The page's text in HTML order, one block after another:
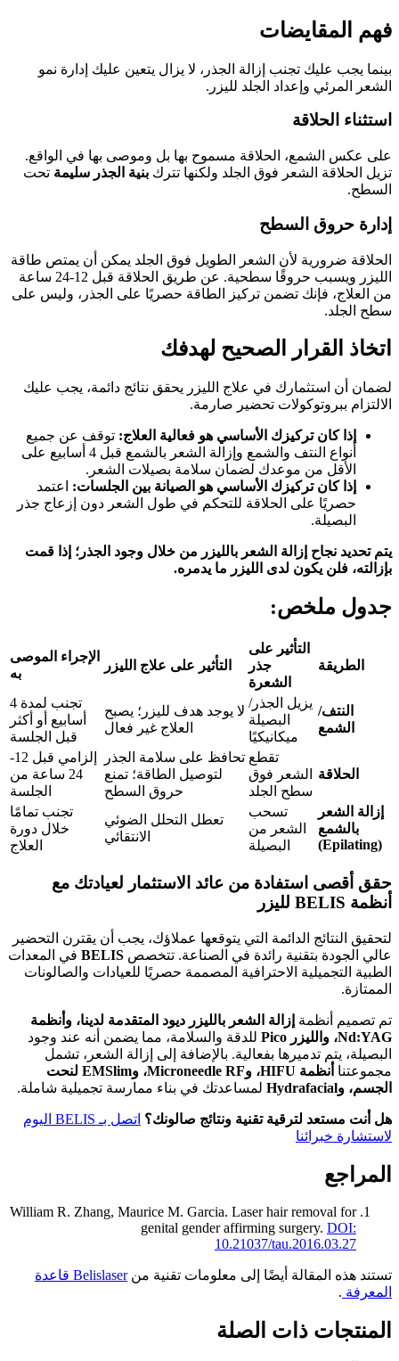
فهم المقايضات
بينما يجب عليك تجنب إزالة الجذر، لا يزال يتعين عليك إدارة نمو
الشعر المرئي وإعداد الجلد لليزر.
استثناء الحلاقة
على عكس الشمع، الحلاقة مسموح بها بل وموصى بها في الواقع.
تزيل الحلاقة الشعر فوق الجلد ولكنها تترك بنية الجذر سليمة تحت
السطح.
إدارة حروق السطح
الحلاقة ضرورية لأن الشعر الطويل فوق الجلد يمكن أن يمتص طاقة
الليزر ويسبب حروقًا سطحية. عن طريق الحلاقة قبل 12-24 ساعة
من العلاج، فإنك تضمن تركيز الطاقة حصريًا على الجذر، وليس على
سطح الجلد.
اتخاذ القرار الصحيح لهدفك
لضمان أن استثمارك في علاج الليزر يحقق نتائج دائمة، يجب عليك
الالتزام ببروتوكولات تحضير صارمة.
إذا كان تركيزك الأساسي هو فعالية العلاج: توقف عن جميع
أنواع النتف والشمع وإزالة الشعر بالشمع قبل 4 أسابيع على
الأقل من موعدك لضمان سلامة بصيلات الشعر.
إذا كان تركيزك الأساسي هو الصيانة بين الجلسات: اعتمد
حصريًا على الحلاقة للتحكم في طول الشعر دون إزعاج جذر
البصيلة.
يتم تحديد نجاح إزالة الشعر بالليزر من خلال وجود الجذر؛ إذا قمت
بإزالته، فلن يكون لدى الليزر ما يدمره.
جدول ملخص:
الطريقة
التأثير على
جذر
الشعرة
التأثير على علاج الليزر
الإجراء الموصى
به
النتف/
الشمع
يزيل الجذر/
البصيلة
ميكانيكيًا
لا يوجد هدف لليزر؛ يصبح
العلاج غير فعال
تجنب لمدة 4
أسابيع أو أكثر
قبل الجلسة
الحلاقة
تقطع
الشعر فوق
سطح الجلد
تحافظ على سلامة الجذر
لتوصيل الطاقة؛ تمنع
حروق السطح
إلزامي قبل 12-
24 ساعة من
الجلسة
إزالة الشعر
بالشمع
(Epilating)
تسحب
الشعر من
البصيلة
تعطل التحلل الضوئي
الانتقائي
تجنب تمامًا
خلال دورة
العلاج
حقق أقصى استفادة من عائد الاستثمار لعيادتك مع
أنظمة BELIS لليزر
لتحقيق النتائج الدائمة التي يتوقعها عملاؤك، يجب أن يقترن التحضير
عالي الجودة بتقنية رائدة في الصناعة. تتخصص BELIS في المعدات
الطبية التجميلية الاحترافية المصممة حصريًا للعيادات والصالونات
الممتازة.
تم تصميم أنظمة إزالة الشعر بالليزر ديود المتقدمة لدينا، وأنظمة
Nd:YAG، والليزر Pico
للدقة والسلامة، مما يضمن أنه عند وجود
البصيلة، يتم تدميرها بفعالية. بالإضافة إلى إزالة الشعر، تشمل
مجموعتنا
أنظمة HIFU، وMicroneedle RF، وEMSlim لنحت
الجسم، وHydrafacial
لمساعدتك في بناء ممارسة تجميلية شاملة.
هل أنت مستعد لترقية تقنية ونتائج صالونك؟
اتصل بـ BELIS اليوم
لاستشارة خبرائنا
المراجع
William R. Zhang, Maurice M. Garcia. Laser hair removal for
genital gender affirming surgery. DOI:
10.21037/tau.2016.03.27
تستند هذه المقالة أيضًا إلى معلومات تقنية من
Belislaser قاعدة
المعرفة .
المنتجات ذات الصلة